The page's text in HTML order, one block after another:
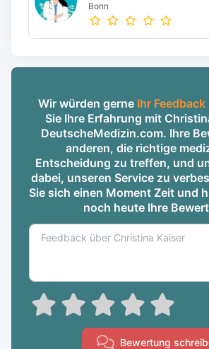
Bonn
Wir würden gerne Ihr Feedback
Sie Ihre Erfahrung mit
DeutscheMedizin.com. Ihre
anderen, die richtige
Entscheidung zu treffen, und
dabei, unseren Service zu
Sie sich einen Moment Zeit und
noch heute Ihre
Bewertung